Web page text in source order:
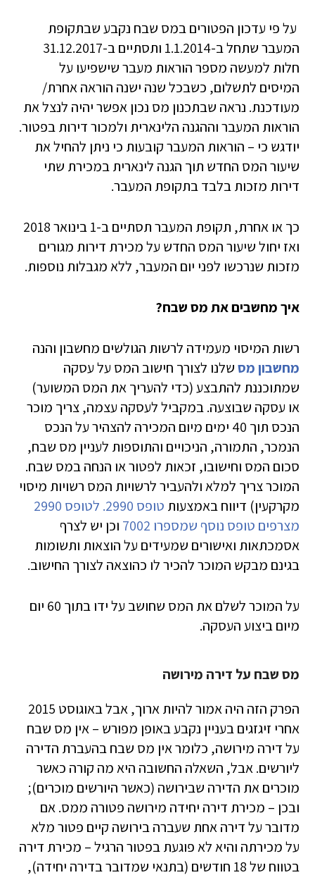
על פי עדכון הפטורים במס שבח נקבע שבתקופת
המעבר שתחל ב-1.1.2014 ותסתיים ב-31.12.2017
חלות למעשה מספר הוראות מעבר שישפיעו על
המיסים לתשלום, כשבכל שנה ישנה הוראה אחרת/
מעודכנת. נראה שבתכנון מס נכון אפשר יהיה לנצל את
הוראות המעבר וההגנה הלינארית ולמכור דירות בפטור.
יודגש כי – הוראות המעבר קובעות כי ניתן להחיל את
שיעור המס החדש תוך הגנה לינארית במכירת שתי
דירות מזכות בלבד בתקופת המעבר.
כך או אחרת, תקופת המעבר תסתיים ב-1 בינואר 2018
ואז יחול שיעור המס החדש על מכירת דירות מגורים
מזכות שנרכשו לפני יום המעבר, ללא מגבלות נוספות.
איך מחשבים את מס שבח?
רשות המיסוי מעמידה לרשות הגולשים מחשבון והנה
מחשבון מסשלנו לצורך חישוב המס על עסקה
שמתוכננת להתבצע (כדי להעריך את המס המשוער)
או עסקה שבוצעה. במקביל לעסקה עצמה, צריך מוכר
הנכס תוך 40 ימים מיום המכירה להצהיר על הנכס
הנמכר, התמורה, הניכויים והתוספות לעניין מס שבח,
סכום המס וחישובו, זכאות לפטור או הנחה במס שבח.
המוכר צריך למלא ולהעביר לרשויות המס רשויות מיסוי
מקרקעין) דיווח באמצעות
טופס 2990. לטופס 2990
מצרפים טופס נוסף שמספרו 7002
וכן יש לצרף
אסמכתאות ואישורים שמעידים על הוצאות ותשומות
בגינם מבקש המוכר להכיר לו כהוצאה לצורך החישוב.
על המוכר לשלם את המס שחושב על ידו בתוך 60 יום
מיום ביצוע העסקה.
מס שבח על דירה מירושה
הפרק הזה היה אמור להיות ארוך, אבל באוגוסט 2015
אחרי זיגזגים בעניין נקבע באופן מפורש – אין מס שבח
על דירה מירושה, כלומר אין מס שבח בהעברת הדירה
ליורשים. אבל, השאלה החשובה היא מה קורה כאשר
מוכרים את הדירה שבירושה (כאשר היורשים מוכרים);
ובכן – מכירת דירה יחידה מירושה פטורה ממס. אם
מדובר על דירה אחת שעברה בירושה קיים פטור מלא
על מכירתה והיא לא פוגעת בפטור הרגיל – מכירת דירה
בטווח של 18 חודשים (בתנאי שמדובר בדירה יחידה),